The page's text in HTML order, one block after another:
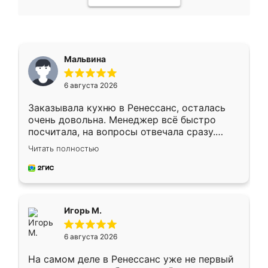
Мальвина
6 августа 2026
Заказывала кухню в Ренессанс, осталась
очень довольна. Менеджер всё быстро
посчитала, на вопросы отвечала сразу.
Замерщик приехал в субботу, подошёл к
делу со всей ответственностью. Собрали
за день, ребята работали аккуратно, даже
Читать полностью
Игорь М.
6 августа 2026
На самом деле в Ренессанс уже не первый